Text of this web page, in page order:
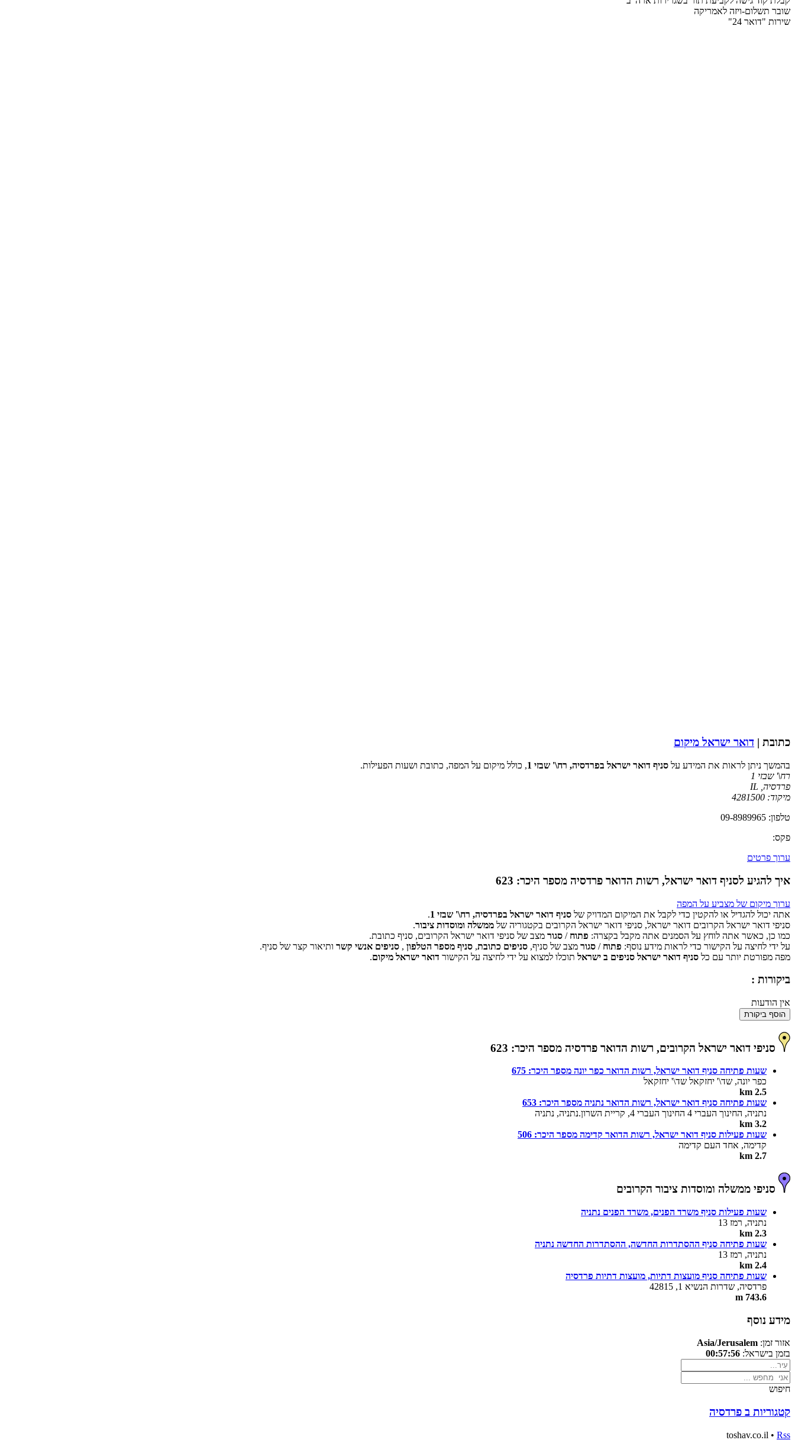
שובר תשלום-ויזה לאמריקה
שירות "דואר 24"
כתובת | דואר ישראל מיקום
בהמשך ניתן לראות את המידע על סניף דואר ישראל בפרדסיה, רח\' שבזי 1
, כולל מיקום על המפה, כתובת ושעות הפעילות.
רח\' שבזי 1
פרדסיה IL
מיקוד: 4281500
טלפון: 09-8989965
פקס:
ערוך פרטים
איך להגיע לסניף דואר ישראל, רשות הדואר פרדסיה מספר היכר: 623
‏דף זה לא יכול לטעון את מפות Google כראוי.
האם האתר הזה בבעלותך?
ערוך מיקום של מצביע על המפה
אתה יכול להגדיל או להקטין כדי לקבל את המיקום המדויק של סניף דואר ישראל בפרדסיה, רח\' שבזי 1
.
סניפי דואר ישראל הקרובים דואר ישראל, סניפי דואר ישראל הקרובים בקטגוריה של ממשלה ומוסדות ציבור.
כמו כן, כאשר אתה לוחץ על הסמנים אתה מקבל בקצרה: פתוח / סגור מצב של סניפי דואר ישראל הקרובים, סניף כתובת.
על ידי לחיצה על הקישור כדי לראות מידע נוסף: פתוח / סגור מצב של סניף, סניפים כתובת, סניף מספר הטלפון , סניפים אנשי קשר ותיאור קצר של סניף.
מפה מפורטת יותר עם כל סניף דואר ישראל סניפים ב ישראל תוכלו למצוא על ידי לחיצה על הקישור דואר ישראל מיקום.
ביקורות :
אין הודעות
הוסף ביקורת
סניפי דואר ישראל הקרובים, רשות הדואר פרדסיה מספר היכר: 623
שעות פתיחה סניף דואר ישראל, רשות הדואר כפר יונה מספר היכר: 675
כפר יונה, שד\' יחזקאל שד\' יחזקאל
2.5 km
שעות פתיחה סניף דואר ישראל, רשות הדואר נתניה מספר היכר: 653
נתניה, החינוך העברי 4 החינוך העברי 4, קריית השרון.נתניה, נתניה
3.2 km
שעות פעילות סניף דואר ישראל, רשות הדואר קדימה מספר היכר: 506
קדימה, אחד העם קדימה
2.7 km
סניפי ממשלה ומוסדות ציבור הקרובים
שעות פעילות סניף משרד הפנים, משרד הפנים נתניה
נתניה, רמז 13
2.3 km
שעות פתיחה סניף ההסתדרות החדשה, ההסתדרות החדשה נתניה
נתניה, רמז 13
2.4 km
שעות פתיחה סניף מועצות דתיות, מועצות דתיות פרדסיה
פרדסיה, שדרות הנשיא 1, 42815
743.6 m
מידע נוסף
אזור זמן: Asia/Jerusalem
בזמן בישראל: 00:57:56
חיפוש
קטגוריות ב פרדסיה
toshav.co.il • Rss